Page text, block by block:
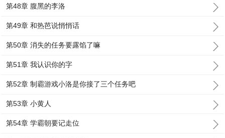
第48章 腹黑的李洛
第49章 和热芭说悄悄话
第50章 消失的任务要露馅了嘛
第51章 我认识你的字
第52章 制霸游戏小洛是你接了三个任务吧
第53章 小黄人
第54章 学霸朝要记走位